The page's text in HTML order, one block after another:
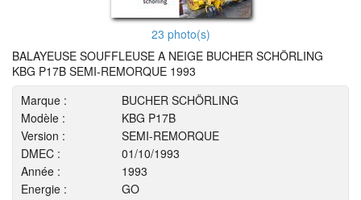
23 photo(s)
BALAYEUSE SOUFFLEUSE A NEIGE BUCHER SCHÖRLING
KBG P17B SEMI-REMORQUE 1993
Marque :
BUCHER SCHÖRLING
Modèle :
KBG P17B
Version :
SEMI-REMORQUE
DMEC :
01/10/1993
Année :
1993
Energie :
GO